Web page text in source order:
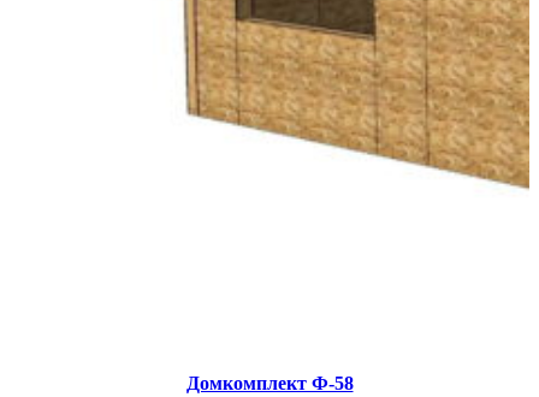
Домкомплект Ф-58